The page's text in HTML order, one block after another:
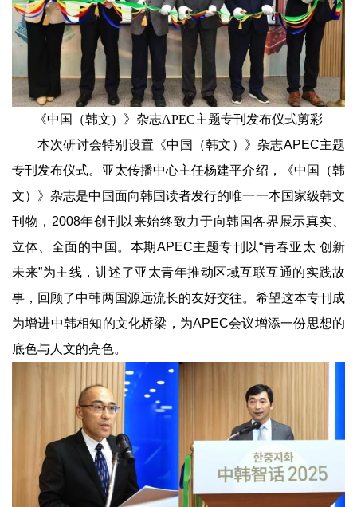
《中国（韩文）》杂志APEC主题专刊发布仪式剪彩
本次研讨会特别设置《中国（韩文）》杂志APEC主题
专刊发布仪式。亚太传播中心主任杨建平介绍，《中国（韩
文）》杂志是中国面向韩国读者发行的唯一一本国家级韩文
刊物，2008年创刊以来始终致力于向韩国各界展示真实、
立体、全面的中国。本期APEC主题专刊以“青春亚太 创新
未来”为主线，讲述了亚太青年推动区域互联互通的实践故
事，回顾了中韩两国源远流长的友好交往。希望这本专刊成
为增进中韩相知的文化桥梁，为APEC会议增添一份思想的
底色与人文的亮色。